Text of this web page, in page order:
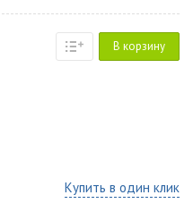
В корзину
Купить в один клик